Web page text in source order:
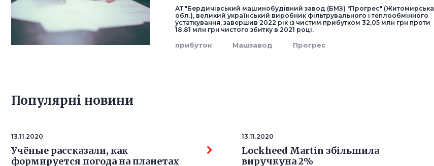
АТ "Бердичівський машинобудівний завод (БМЗ) "Прогрес" (Житомирська
обл.), великий український виробник фільтрувального і теплообмінного
устаткування, завершив 2022 рік із чистим прибутком 32,05 млн грн проти
18,81 млн грн чистого збитку в 2021 році.
прибуток Машзавод Прогрес
Популярнi новини
13.11.2020
Учёные рассказали, как
формируется погода на планетах
13.11.2020
Lockheed Martin збільшила
виручкуна 2%